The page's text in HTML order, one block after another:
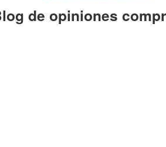
de opiniones